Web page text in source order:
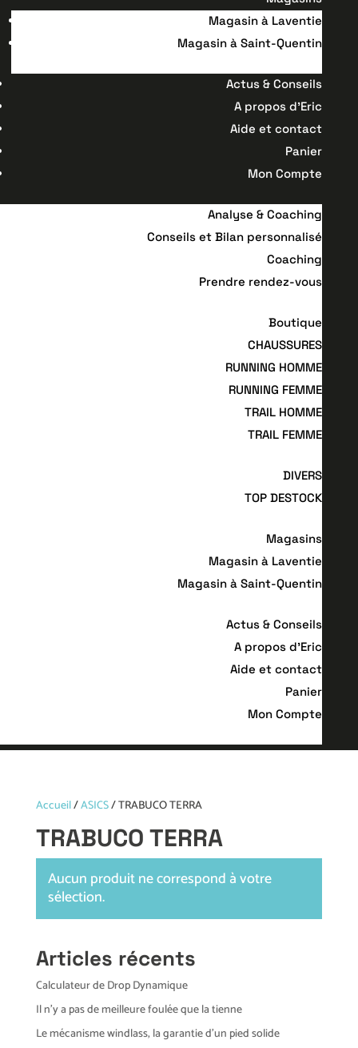
Magasin à Laventie
Magasin à Saint-Quentin
Actus & Conseils
A propos d’Eric
Aide et contact
Panier
Mon Compte
Analyse & Coaching
Conseils et Bilan personnalisé
Coaching
Prendre rendez-vous
Boutique
CHAUSSURES
RUNNING HOMME
RUNNING FEMME
TRAIL HOMME
TRAIL FEMME
DIVERS
TOP DESTOCK
Magasins
Magasin à Laventie
Magasin à Saint-Quentin
Actus & Conseils
A propos d’Eric
Aide et contact
Panier
Mon Compte
Accueil/ASICS/ TRABUCO TERRA
TRABUCO TERRA
Aucun produit ne correspond à votre
sélection.
Articles récents
Calculateur de Drop Dynamique
Il n’y a pas de meilleure foulée que la tienne
Le mécanisme windlass, la garantie d’un pied solide